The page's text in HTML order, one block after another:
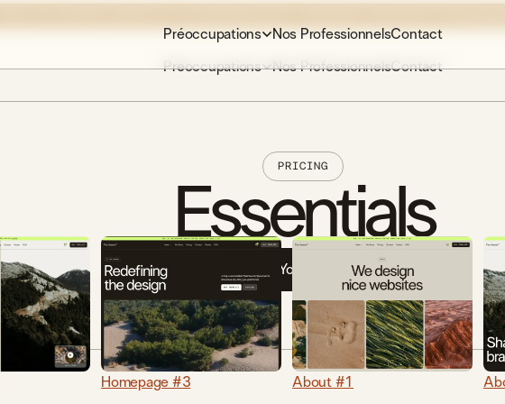
Préoccupations Nos ProfessionnelsContact
Préoccupations Nos ProfessionnelsContact
Homepage #3 About #1
PRICING
Essentials
Book Your Session